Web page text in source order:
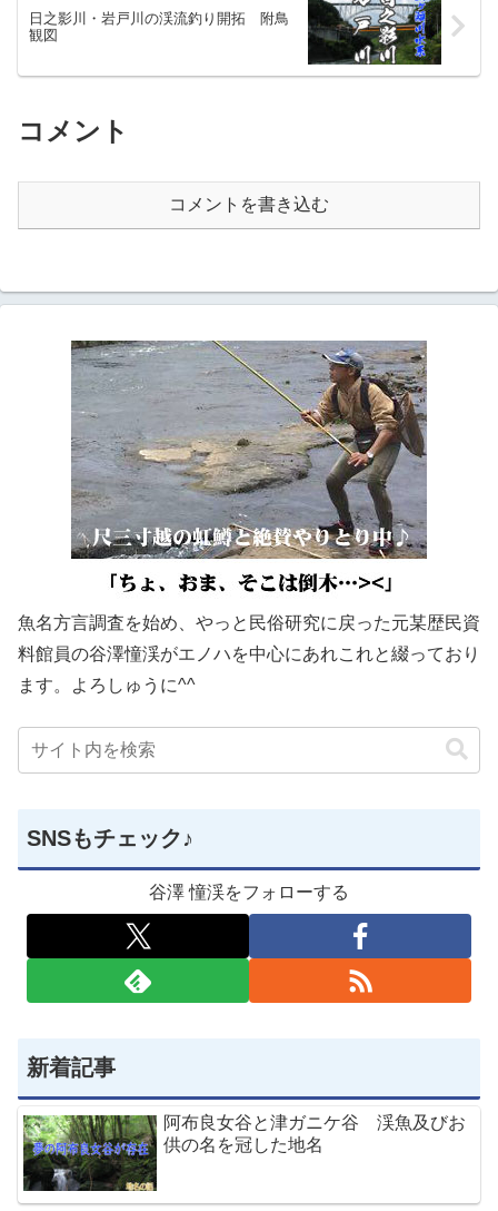
日之影川・岩戸川の渓流釣り開拓 附鳥
観図
コメント
コメントを書き込む
魚名方言調査を始め、やっと民俗研究に戻った元某歴民資
料館員の谷澤憧渓がエノハを中心にあれこれと綴っており
ます。よろしゅうに^^
SNSもチェック♪
谷澤 憧渓をフォローする
新着記事
阿布良女谷と津ガニケ谷 渓魚及びお
供の名を冠した地名